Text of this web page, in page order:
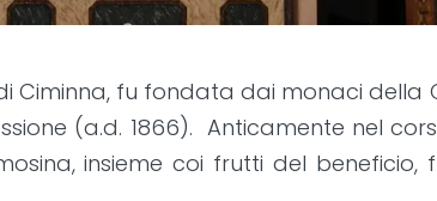
fu fondata dai monaci della
(a.d. 1866). Anticamente nel
insieme coi frutti del